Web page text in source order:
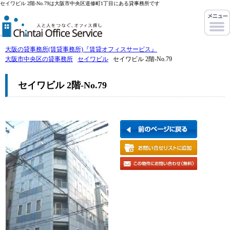
セイワビル 2階-No.79は大阪市中央区道修町1丁目にある貸事務所です
大阪の貸事務所(賃貸事務所)『賃貸オフィスサービス』
大阪市中央区の貸事務所
セイワビル セイワビル 2階-No.79
セイワビル 2階-No.79